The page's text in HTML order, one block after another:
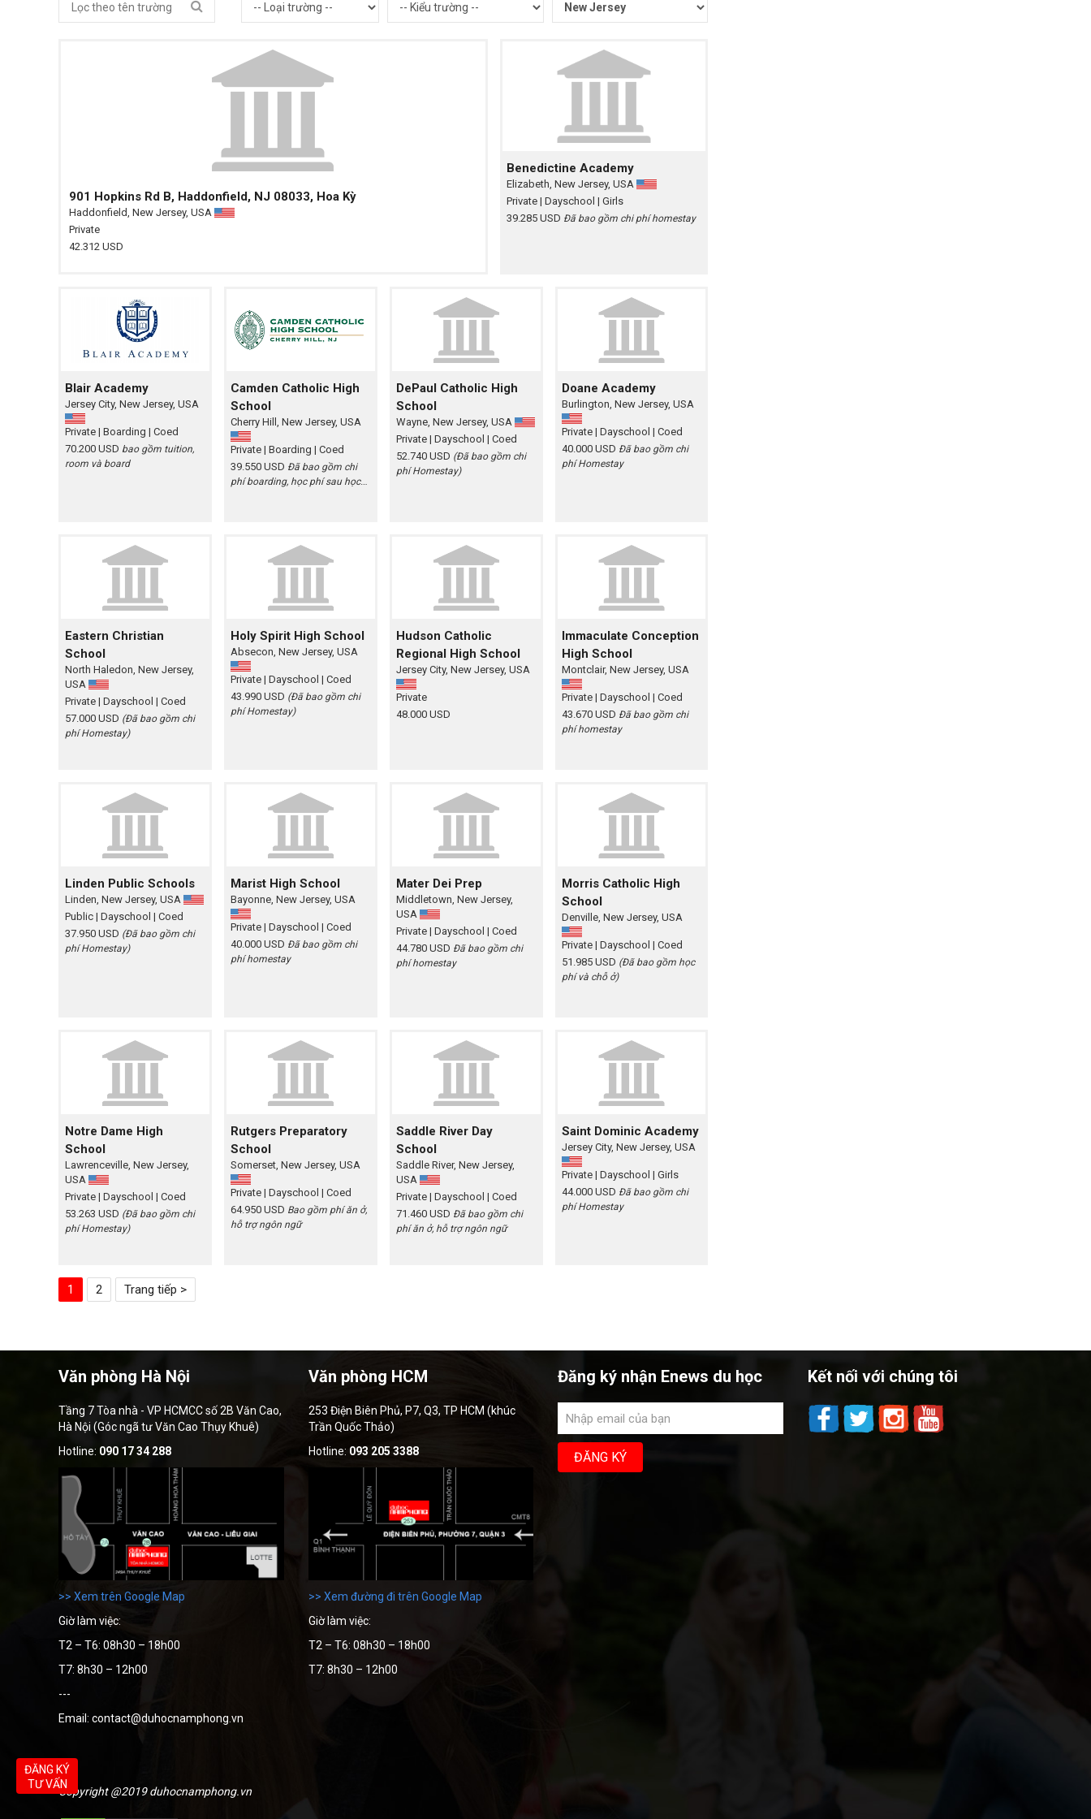
901 Hopkins Rd B, Haddonfield, NJ 08033, Hoa Kỳ
Haddonfield, New Jersey, USA
Private
42.312 USD
Benedictine Academy
Elizabeth, New Jersey, USA
Private | Dayschool | Girls
39.285 USD Đã bao gồm chi phí homestay
Blair Academy
Jersey City, New Jersey, USA
Private | Boarding | Coed
70.200 USD bao gồm tuition,
room và board
Camden Catholic High
School
Cherry Hill, New Jersey, USA
Private | Boarding | Coed
39.550 USD Đã bao gồm chi
phí boarding, học phí sau học
DePaul Catholic High
School
Wayne, New Jersey, USA
Private | Dayschool | Coed
52.740 USD (Đã bao gồm chi
phí Homestay)
Doane Academy
Burlington, New Jersey, USA
Private | Dayschool | Coed
40.000 USD Đã bao gồm chi
phí Homestay
Eastern Christian
School
North Haledon, New Jersey,
USA
Private | Dayschool | Coed
57.000 USD (Đã bao gồm chi
phí Homestay)
Holy Spirit High School
Absecon, New Jersey, USA
Private | Dayschool | Coed
43.990 USD (Đã bao gồm chi
phí Homestay)
Hudson Catholic
Regional High School
Jersey City, New Jersey, USA
Private
48.000 USD
Immaculate Conception
High School
Montclair, New Jersey, USA
Private | Dayschool | Coed
43.670 USD Đã bao gồm chi
phí homestay
Linden Public Schools
Linden, New Jersey, USA
Public | Dayschool | Coed
37.950 USD (Đã bao gồm chi
phí Homestay)
Marist High School
Bayonne, New Jersey, USA
Private | Dayschool | Coed
40.000 USD Đã bao gồm chi
phí homestay
Mater Dei Prep
Middletown, New Jersey,
USA
Private | Dayschool | Coed
44.780 USD Đã bao gồm chi
phí homestay
Morris Catholic High
School
Denville, New Jersey, USA
Private | Dayschool | Coed
51.985 USD (Đã bao gồm học
phí và chỗ ở)
Notre Dame High
School
Lawrenceville, New Jersey,
USA
Private | Dayschool | Coed
53.263 USD (Đã bao gồm chi
phí Homestay)
Rutgers Preparatory
School
Somerset, New Jersey, USA
Private | Dayschool | Coed
64.950 USD Bao gồm phí ăn ở,
hỗ trợ ngôn ngữ
Saddle River Day
School
Saddle River, New Jersey,
USA
Private | Dayschool | Coed
71.460 USD Đã bao gồm chi
phí ăn ở, hỗ trợ ngôn ngữ
Saint Dominic Academy
Jersey City, New Jersey, USA
Private | Dayschool | Girls
44.000 USD Đã bao gồm chi
phí Homestay
1 2 Trang tiếp >
Văn phòng Hà Nội
Tầng 7 Tòa nhà - VP HCMCC số 2B Văn Cao,
Hà Nội (Góc ngã tư Văn Cao Thụy Khuê)
Hotline: 090 17 34 288
>> Xem trên Google Map
Giờ làm việc:
T2 – T6: 08h30 – 18h00
T7: 8h30 – 12h00
---
Văn phòng HCM
253 Điện Biên Phủ, P7, Q3, TP HCM (khúc
Trần Quốc Thảo)
Hotline: 093 205 3388
>> Xem đường đi trên Google Map
Giờ làm việc:
T2 – T6: 08h30 – 18h00
T7: 8h30 – 12h00
Email: contact@duhocnamphong.vn
Đăng ký nhận Enews du học Kết nối với chúng tôi
Copyright @2019 duhocnamphong.vn
ĐĂNG KÝ
TƯ VẤN